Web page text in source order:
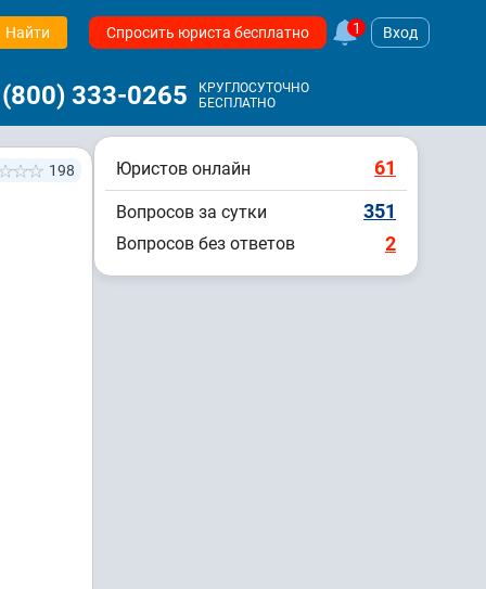
Найти Спросить юриста бесплатно 1 Вход
333-0265
КРУГЛОСУТОЧНО
БЕСПЛАТНО
198 Юристов онлайн 61
Вопросов за сутки 351
Вопросов без ответов 2